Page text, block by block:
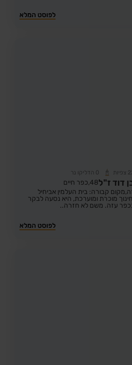
לפוסט המלא
צפיות 0 הדליקו נר
דוד ז"ל48, כפר חיים
מקום קבורה: בית העלמין אביחיל
מוכרת ומוערכת, היא נסעה לבקר
עזה. משם לא חזרה..
לפוסט המלא